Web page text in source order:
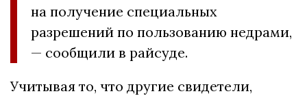
на получение специальных
разрешений по пользованию недрами,
— сообщили в райсуде.
Учитывая то, что другие свидетели,